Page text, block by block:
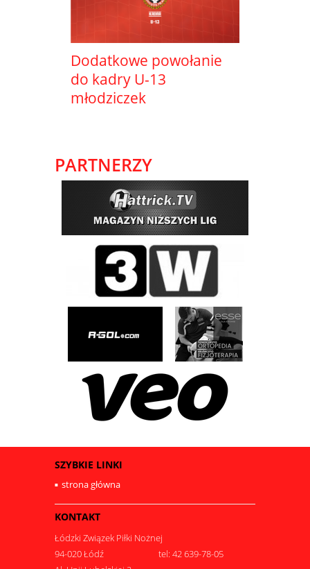
Dodatkowe powołanie
do kadry U-13
młodziczek
PARTNERZY
SZYBKIE LINKI
strona główna
KONTAKT
Łódzki Związek Piłki Nożnej
94-020 Łódź
tel: 42 639-78-05